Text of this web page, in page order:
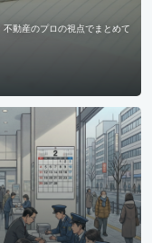
動産のプロの視点でまとめて